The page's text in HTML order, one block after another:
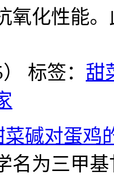
氧化性能
标签： 甜
碱对蛋鸡
名为三甲